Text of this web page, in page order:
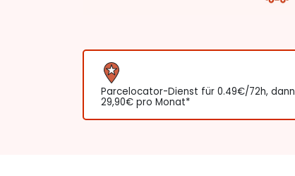
Parcelocator-Dienst für 0.49€/72h, dann
29,90€ pro Monat*